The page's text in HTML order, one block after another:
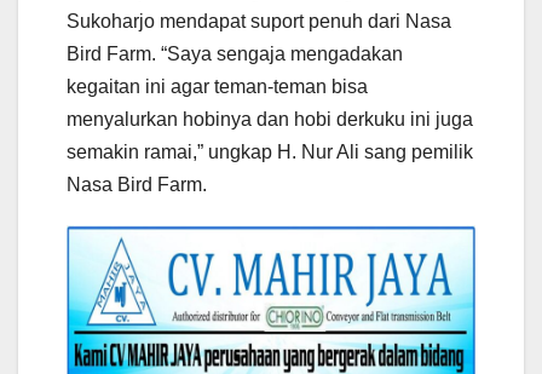
Sukoharjo mendapat suport penuh dari Nasa
Bird Farm. “Saya sengaja mengadakan
kegaitan ini agar teman-teman bisa
menyalurkan hobinya dan hobi derkuku ini juga
semakin ramai,” ungkap H. Nur Ali sang pemilik
Nasa Bird Farm.